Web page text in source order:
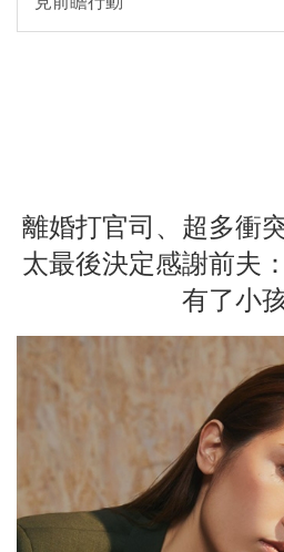
離婚打官司、超多衝
太最後決定感謝前夫
有了小孩